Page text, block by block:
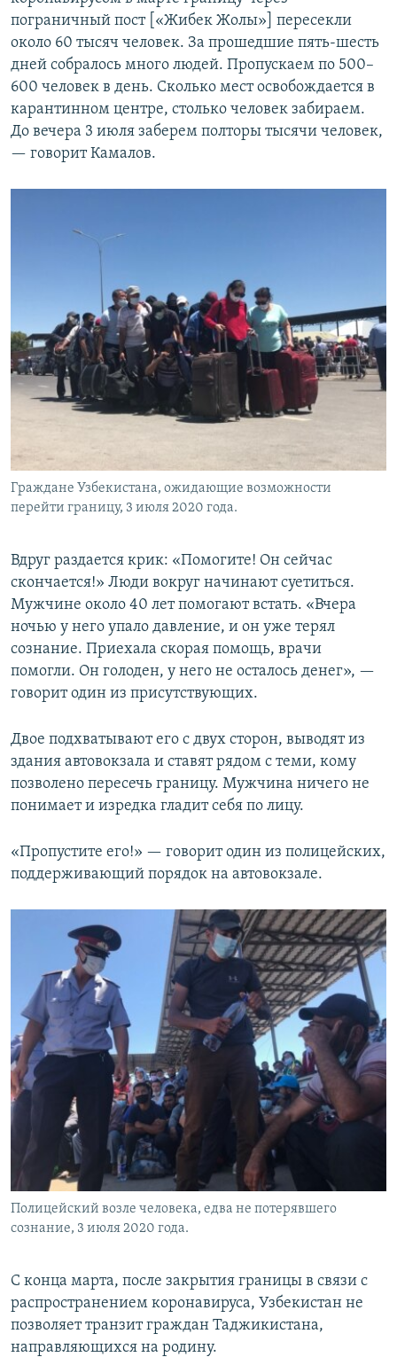
пограничный пост [«Жибек Жолы»] пересекли
около 60 тысяч человек. За прошедшие пять-шесть
дней собралось много людей. Пропускаем по 500–
600 человек в день. Сколько мест освобождается в
карантинном центре, столько человек забираем.
До вечера 3 июля заберем полторы тысячи человек,
— говорит Камалов.
Граждане Узбекистана, ожидающие возможности
перейти границу, 3 июля 2020 года.
Вдруг раздается крик: «Помогите! Он сейчас
скончается!» Люди вокруг начинают суетиться.
Мужчине около 40 лет помогают встать. «Вчера
ночью у него упало давление, и он уже терял
сознание. Приехала скорая помощь, врачи
помогли. Он голоден, у него не осталось денег», —
говорит один из присутствующих.
Двое подхватывают его с двух сторон, выводят из
здания автовокзала и ставят рядом с теми, кому
позволено пересечь границу. Мужчина ничего не
понимает и изредка гладит себя по лицу.
«Пропустите его!» — говорит один из полицейских,
поддерживающий порядок на автовокзале.
Полицейский возле человека, едва не потерявшего
сознание, 3 июля 2020 года.
С конца марта, после закрытия границы в связи с
распространением коронавируса, Узбекистан не
позволяет транзит граждан Таджикистана,
направляющихся на родину.